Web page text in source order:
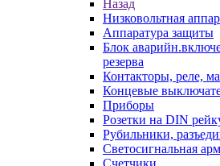
Назад
Низковольтная
Аппаратура защиты
Блок
резерва
Контакторы, реле,
Концевые
Приборы
Розетки на DIN
Рубильники,
Светосигнальная